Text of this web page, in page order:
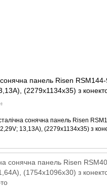
панель Risen RSM144-
(2279x1134x35) з
сонячна панель Risen
13,13A), (2279x1134x35) з